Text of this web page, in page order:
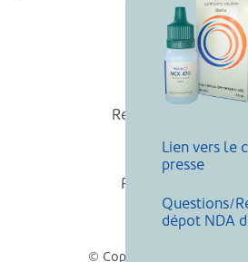
Nicox
Recevoir nos
Mentions légales
Politique de cookies
Recherche
© Copyright Nicox, Tous
Lien vers le
presse
Questions/
dépot NDA